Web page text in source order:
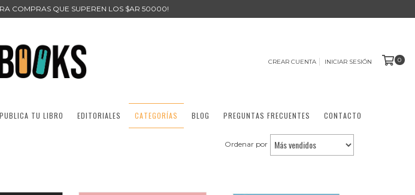
COMPRAS QUE SUPEREN LOS $AR 50000!
CREAR CUENTA INICIAR SESIÓN 0
PUBLICA TU LIBRO EDITORIALES CATEGORÍAS BLOG PREGUNTAS FRECUENTES CONTACTO
Ordenar por